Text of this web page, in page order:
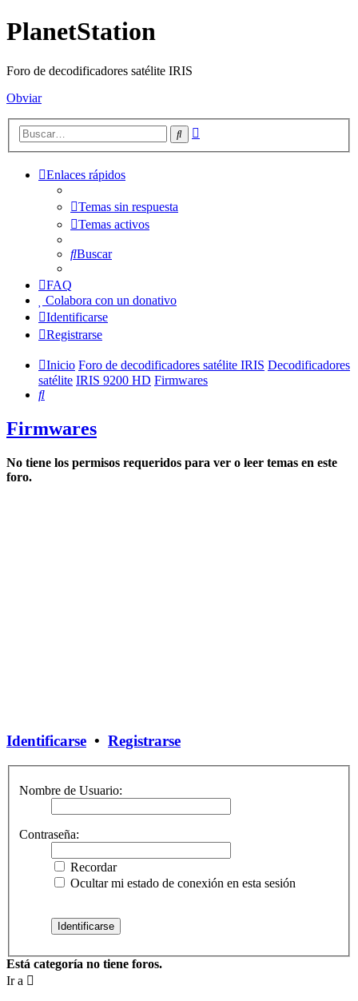
PlanetStation
Foro de decodificadores satélite IRIS
Obviar
Buscar
Enlaces rápidos
Temas sin respuesta
Temas activos
Buscar
FAQ
Colabora con un donativo
Identificarse
Registrarse
Inicio Foro de decodificadores satélite IRIS Decodificadores
satélite IRIS 9200 HD Firmwares
Buscar
Firmwares
No tiene los permisos requeridos para ver o leer temas en este
foro.
Identificarse • Registrarse
Nombre de Usuario:
Contraseña:
Recordar
Ocultar mi estado de conexión en esta sesión
Está categoría no tiene foros.
Ir a